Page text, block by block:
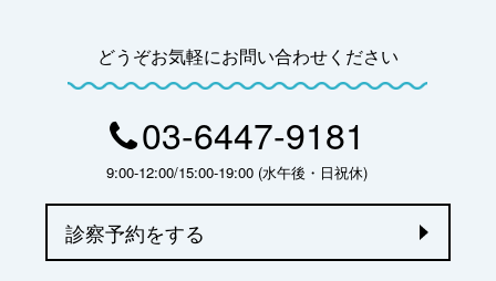
どうぞお気軽にお問い合わせください
03-6447-9181
9:00-12:00/15:00-19:00 (水午後・日祝休)
診察予約をする